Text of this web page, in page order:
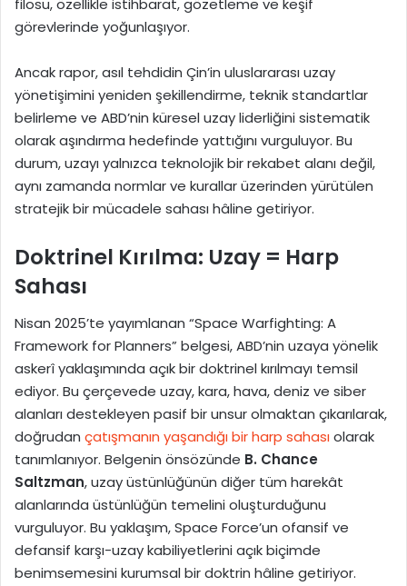
filosu, özellikle istihbarat, gözetleme ve keşif
görevlerinde yoğunlaşıyor.
Ancak rapor, asıl tehdidin Çin’in uluslararası uzay
yönetişimini yeniden şekillendirme, teknik standartlar
belirleme ve ABD’nin küresel uzay liderliğini sistematik
olarak aşındırma hedefinde yattığını vurguluyor. Bu
durum, uzayı yalnızca teknolojik bir rekabet alanı değil,
aynı zamanda normlar ve kurallar üzerinden yürütülen
stratejik bir mücadele sahası hâline getiriyor.
Doktrinel Kırılma: Uzay = Harp
Sahası
Nisan 2025’te yayımlanan “Space Warfighting: A
Framework for Planners” belgesi, ABD’nin uzaya yönelik
askerî yaklaşımında açık bir doktrinel kırılmayı temsil
ediyor. Bu çerçevede uzay, kara, hava, deniz ve siber
alanları destekleyen pasif bir unsur olmaktan çıkarılarak,
doğrudan çatışmanın yaşandığı bir harp sahasıolarak
tanımlanıyor. Belgenin önsözünde B. Chance
Saltzman, uzay üstünlüğünün diğer tüm harekât
alanlarında üstünlüğün temelini oluşturduğunu
vurguluyor. Bu yaklaşım, Space Force’un ofansif ve
defansif karşı-uzay kabiliyetlerini açık biçimde
benimsemesini kurumsal bir doktrin hâline getiriyor.